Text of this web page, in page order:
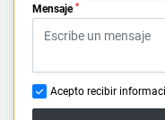
Mensaje *
Acepto recibir